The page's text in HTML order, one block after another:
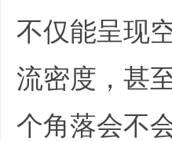
不仅能呈现
流密度，甚
个角落会不